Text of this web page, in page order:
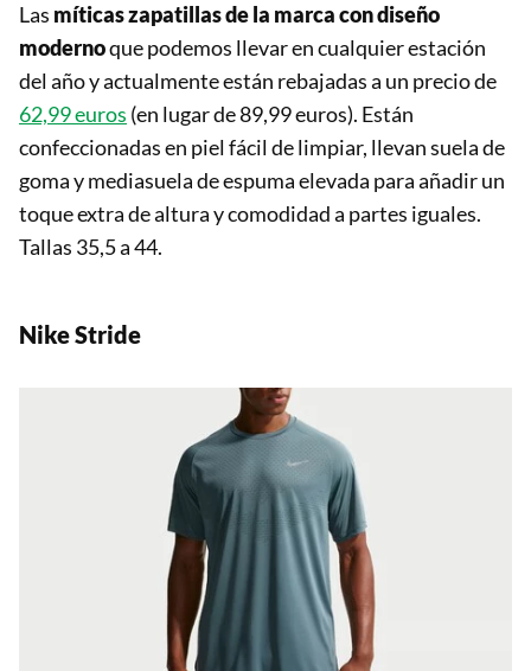
Las míticas zapatillas de la marca con diseño
modernoque podemos llevar en cualquier estación
del año y actualmente están rebajadas a un precio de
62,99 euros (en lugar de 89,99 euros). Están
confeccionadas en piel fácil de limpiar, llevan suela de
goma y mediasuela de espuma elevada para añadir un
toque extra de altura y comodidad a partes iguales.
Tallas 35,5 a 44.
Nike Stride